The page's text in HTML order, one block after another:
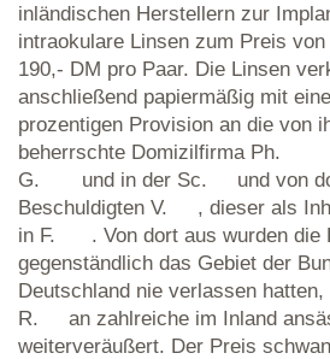
inländischen Herstellern zur
intraokulare Linsen zum Preis
190,- DM pro Paar. Die Linsen
anschließend papiermäßig mit
prozentigen Provision an die von
beherrschte Domizilfirma
G. und in der Sc. und von
Beschuldigten V. , dieser als
in F. . Von dort aus wurden die
gegenständlich das Gebiet der
Deutschland nie verlassen
R. an zahlreiche im Inland
weiterveräußert. Der Preis